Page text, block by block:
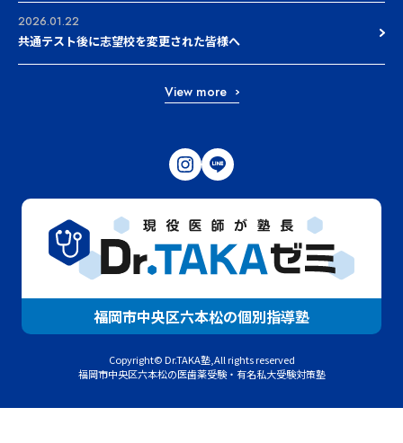
2026.01.22
共通テスト後に志望校を変更された皆様へ
View more
福岡市中央区六本松の個別指導塾
Copyright© Dr.TAKA塾,All rights reserved
福岡市中央区六本松の医歯薬受験・有名私大受験対策塾